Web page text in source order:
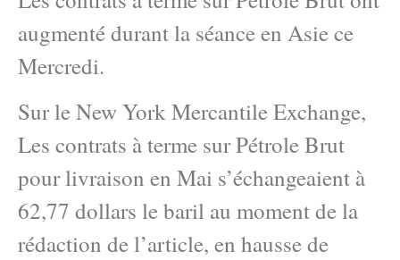
augmenté durant la séance en Asie ce
Mercredi.
Sur le New York Mercantile Exchange,
Les contrats à terme sur Pétrole Brut
pour livraison en Mai s’échangeaient à
62,77 dollars le baril au moment de la
rédaction de l’article, en hausse de